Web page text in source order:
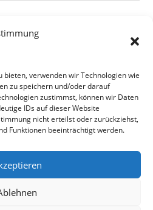
bieten, verwenden wir Technologien wie
zu speichern und/oder darauf
zustimmst, können wir Daten
IDs auf dieser Website
nicht erteilst oder zurückziehst,
Funktionen beeinträchtigt werden.
Indian und